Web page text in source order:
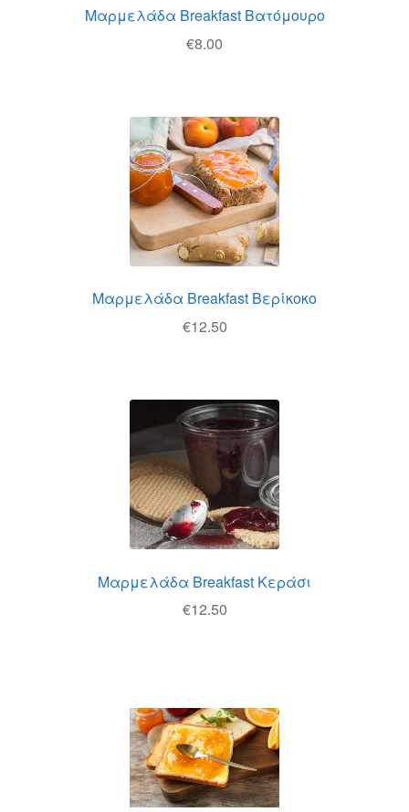
Όροι χρήσης
Πολιτική Επιστροφών
Τρόποι Αποστολής
Τρόποι Πληρωμής
Μαρμελάδα Breakfast Βατόμουρο
€8.00
Μαρμελάδα Breakfast Βερίκοκο
€12.50
Μαρμελάδα Breakfast Κεράσι
€12.50